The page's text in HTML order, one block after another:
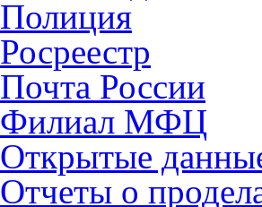
Полиция
Росреестр
Почта России
Филиал МФЦ
Открытые
Отчеты о